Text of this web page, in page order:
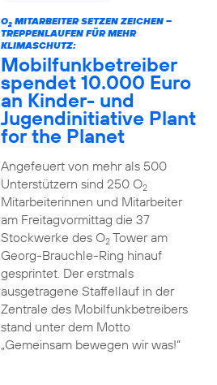
O2MITARBEITER SETZEN ZEICHEN –
TREPPENLAUFEN FÜR MEHR
KLIMASCHUTZ:
Mobilfunkbetreiber
spendet 10.000 Euro
an Kinder- und
Jugendinitiative Plant
for the Planet
Angefeuert von mehr als 500
Unterstützern sind 250 O2
Mitarbeiterinnen und Mitarbeiter
am Freitagvormittag die 37
Stockwerke des O2Tower am
Georg-Brauchle-Ring hinauf
gesprintet. Der erstmals
ausgetragene Staffellauf in der
Zentrale des Mobilfunkbetreibers
stand unter dem Motto
„Gemeinsam bewegen wir was!“